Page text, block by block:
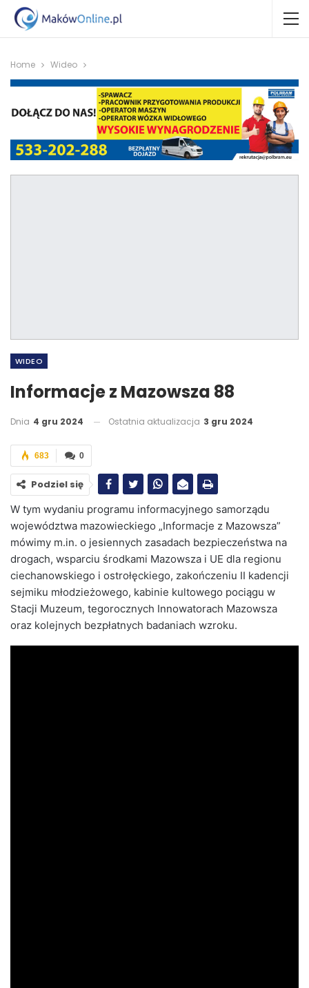
Home Wideo
WIDEO
Informacje z Mazowsza 88
Dnia 4 gru 2024 Ostatnia aktualizacja 3 gru 2024
0
683
Podziel się
W tym wydaniu programu informacyjnego samorządu
województwa mazowieckiego „Informacje z Mazowsza”
mówimy m.in. o jesiennych zasadach bezpieczeństwa na
drogach, wsparciu środkami Mazowsza i UE dla regionu
ciechanowskiego i ostrołęckiego, zakończeniu II kadencji
sejmiku młodzieżowego, kabinie kultowego pociągu w
Stacji Muzeum, tegorocznych Innowatorach Mazowsza
oraz kolejnych bezpłatnych badaniach wzroku.